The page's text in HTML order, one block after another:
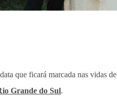
que ficará marcada nas vidas de
Grande do Sul.